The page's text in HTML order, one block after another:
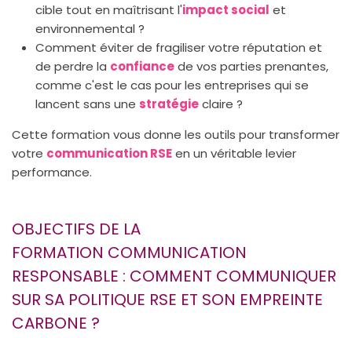
cible tout en maîtrisant l'impact social et
environnemental ?
Comment éviter de fragiliser votre réputation et
de perdre la confiancede vos parties prenantes,
comme c'est le cas pour les entreprises qui se
lancent sans une stratégieclaire ?
Cette formation vous donne les outils pour transformer
votre communication RSEen un véritable levier
performance.
OBJECTIFS DE LA
FORMATION COMMUNICATION
RESPONSABLE : COMMENT COMMUNIQUER
SUR SA POLITIQUE RSE ET SON EMPREINTE
CARBONE ?